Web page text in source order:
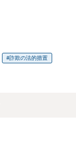
詐欺の法的措置